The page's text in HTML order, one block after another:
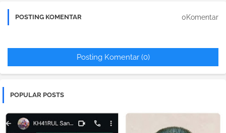
POSTING KOMENTAR 0Komentar
Posting Komentar (0)
POPULAR POSTS